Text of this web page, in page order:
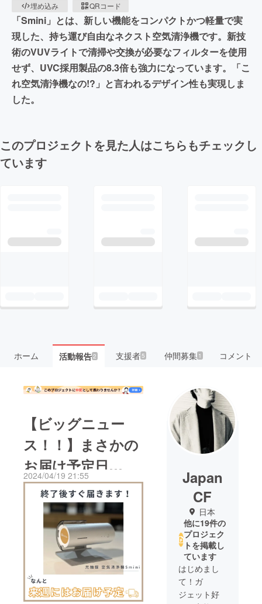
埋め込み
QRコード
「Smini」とは、新しい機能をコンパクトかつ軽量で実
現した、持ち運び自由なネクスト空気清浄機です。新技
術のVUVライトで清掃や交換が必要なフィルターを使用
せず、UVC採用製品の8.3倍も強力になっています。「こ
れ空気清浄機なの!?」と言われるデザイン性も実現しま
した。
このプロジェクトを見た人はこちらもチェックし
ています
ホーム 活動報告2 支援者5 仲間募集 1 コメント
【ビッグニュー
ス！！】まさかの
お届け予定日
が！？
2024/04/19 21:55
Japan
CF
日本
他に19件の
プロジェク
トを掲載し
ています
はじめまし
て！ガ
ジェット好